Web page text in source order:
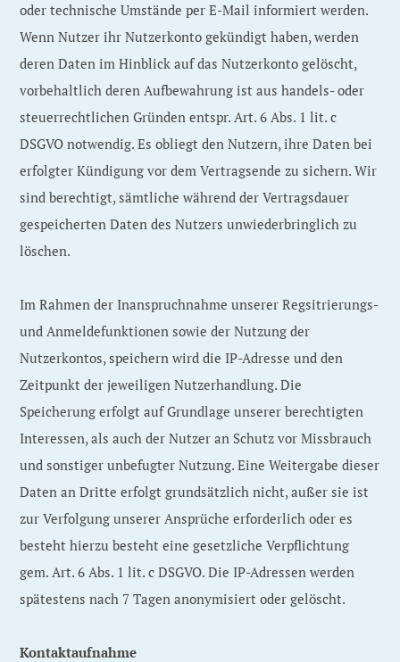
oder technische Umstände per E-Mail informiert werden.
Wenn Nutzer ihr Nutzerkonto gekündigt haben, werden
deren Daten im Hinblick auf das Nutzerkonto gelöscht,
vorbehaltlich deren Aufbewahrung ist aus handels- oder
steuerrechtlichen Gründen entspr. Art. 6 Abs. 1 lit. c
DSGVO notwendig. Es obliegt den Nutzern, ihre Daten bei
erfolgter Kündigung vor dem Vertragsende zu sichern. Wir
sind berechtigt, sämtliche während der Vertragsdauer
gespeicherten Daten des Nutzers unwiederbringlich zu
löschen.
Im Rahmen der Inanspruchnahme unserer Regsitrierungs-
und Anmeldefunktionen sowie der Nutzung der
Nutzerkontos, speichern wird die IP-Adresse und den
Zeitpunkt der jeweiligen Nutzerhandlung. Die
Speicherung erfolgt auf Grundlage unserer berechtigten
Interessen, als auch der Nutzer an Schutz vor Missbrauch
und sonstiger unbefugter Nutzung. Eine Weitergabe dieser
Daten an Dritte erfolgt grundsätzlich nicht, außer sie ist
zur Verfolgung unserer Ansprüche erforderlich oder es
besteht hierzu besteht eine gesetzliche Verpflichtung
gem. Art. 6 Abs. 1 lit. c DSGVO. Die IP-Adressen werden
spätestens nach 7 Tagen anonymisiert oder gelöscht.
Kontaktaufnahme